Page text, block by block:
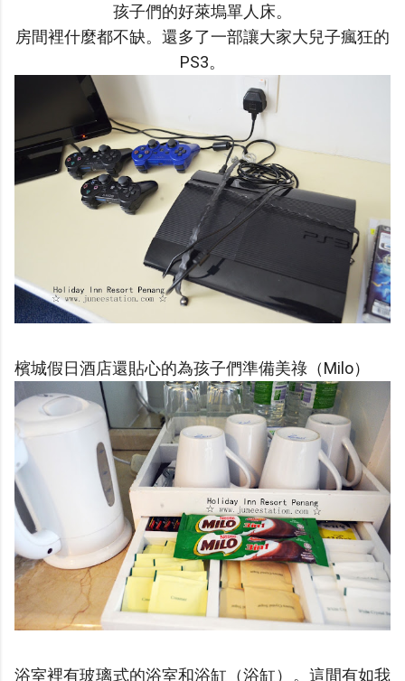
孩子們的好萊塢單人床。
房間裡什麼都不缺。還多了一部讓大家大兒子瘋狂的
PS3。
檳城假日酒店還貼心的為孩子們準備美祿（Milo）
浴室裡有玻璃式的浴室和浴缸（浴缸）。這間有如我